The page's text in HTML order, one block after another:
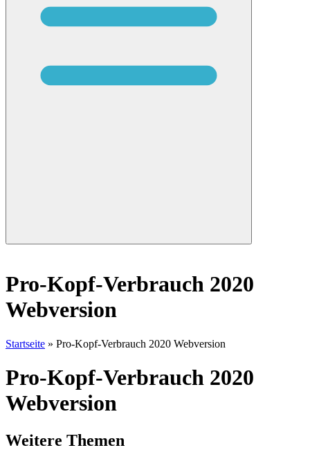
Pro-Kopf-Verbrauch 2020
Webversion
Startseite » Pro-Kopf-Verbrauch 2020 Webversion
Pro-Kopf-Verbrauch 2020
Webversion
Weitere Themen